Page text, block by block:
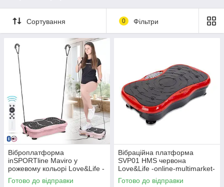
Сортування 0 Фільтри
Віброплатформа
inSPORTline Maviro у
рожевому кольорі Love&Life -
online-multimarket-
Готово до відправки
Вібраційна платформа
SVP01 HMS червона
Love&Life -online-multimarket-
Готово до відправки